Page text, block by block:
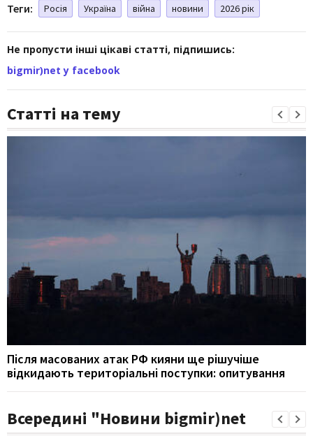
Теги: Росія Україна війна новини 2026 рік
Не пропусти інші цікаві статті, підпишись:
bigmir)net у facebook
Статті на тему
Після масованих атак РФ кияни ще рішучіше
відкидають територіальні поступки: опитування
Всередині "Новини bigmir)net